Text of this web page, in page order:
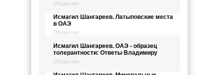
Общество
Исмагил Шангареев. Латыповские места
в ОАЭ
Общество
Исмагил Шангареев. ОАЭ - образец
толерантности: Ответы Владимиру
Общество